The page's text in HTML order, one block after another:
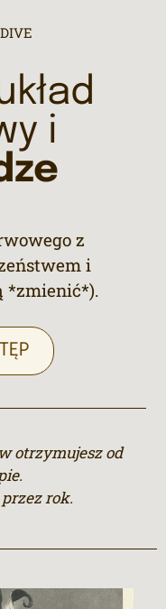
i
z
i
*zmienić*).
otrzymujesz od
rok.